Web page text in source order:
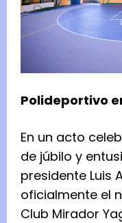
Polideportivo
En un acto
de júbilo y
presidente Luis
oficialmente el
Club Mirador